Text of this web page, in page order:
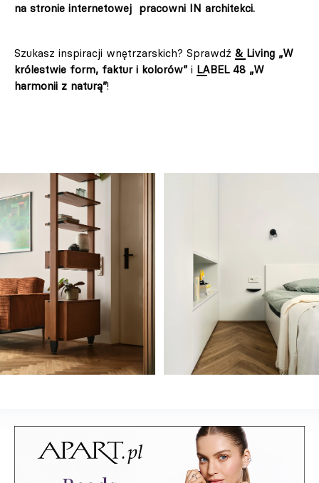
na stronie internetowej pracowni IN architekci.
Szukasz inspiracji wnętrzarskich? Sprawdź & Living „W
królestwie form, faktur i kolorów” i LABEL 48 „W
harmonii z naturą”!